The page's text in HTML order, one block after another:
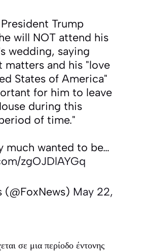
President Trump
will NOT attend his
wedding, saying
matters and his "love
States of America"
for him to leave
during this
of time."
much wanted to be…
zgOJDlAYGq
(@FoxNews) May 22,
σε μια περίοδο έντονης